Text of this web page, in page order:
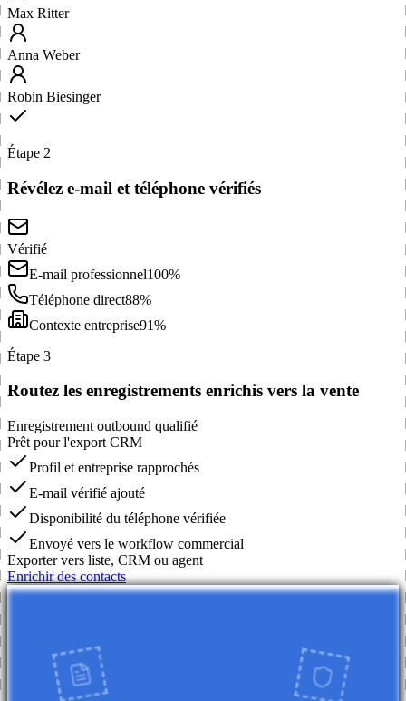
Max Ritter
Anna Weber
Robin Biesinger
Étape 2
Révélez e-mail et téléphone vérifiés
Vérifié
E-mail professionnel100%
Téléphone direct88%
Contexte entreprise91%
Étape 3
Routez les enregistrements enrichis vers la vente
Enregistrement outbound qualifié
Prêt pour l'export CRM
Profil et entreprise rapprochés
E-mail vérifié ajouté
Disponibilité du téléphone vérifiée
Envoyé vers le workflow commercial
Exporter vers liste, CRM ou agent
Enrichir des contacts